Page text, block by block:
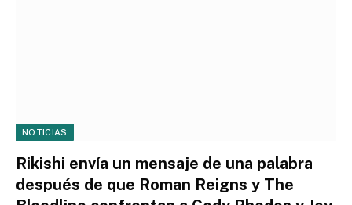
NOTICIAS
Rikishi envía un mensaje de una palabra
después de que Roman Reigns y The